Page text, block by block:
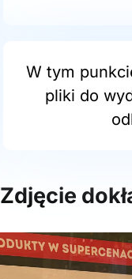
W tym
pliki do
Zdjęcie